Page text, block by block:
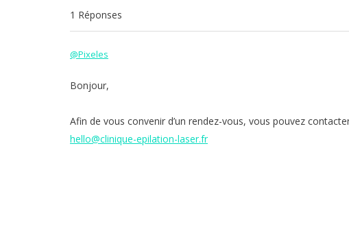
1 Réponses
@Pixeles
Bonjour,
Afin de vous convenir d’un rendez-vous, vous pouvez
hello@clinique-epilation-laser.fr